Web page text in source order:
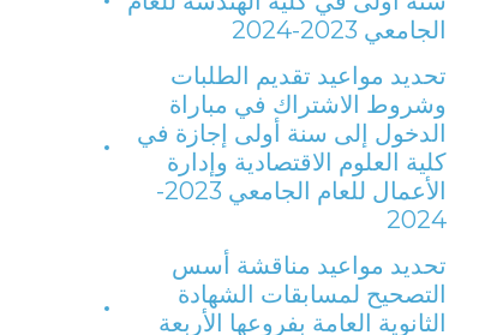
الجامعي 2023-2024
تحديد مواعيد تقديم الطلبات
وشروط الاشتراك في مباراة
الدخول إلى سنة أولى إجازة في
كلية العلوم الاقتصادية وإدارة
الأعمال للعام الجامعي 2023-
2024
تحديد مواعيد مناقشة أسس
التصحيح لمسابقات الشهادة
الثانوية العامة بفروعها الأربعة